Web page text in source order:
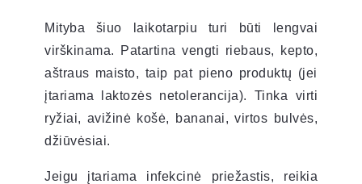
Mityba šiuo laikotarpiu turi būti lengvai
virškinama. Patartina vengti riebaus, kepto,
aštraus maisto, taip pat pieno produktų (jei
įtariama laktozės netolerancija). Tinka virti
ryžiai, avižinė košė, bananai, virtos bulvės,
džiūvėsiai.
Jeigu įtariama infekcinė priežastis, reikia